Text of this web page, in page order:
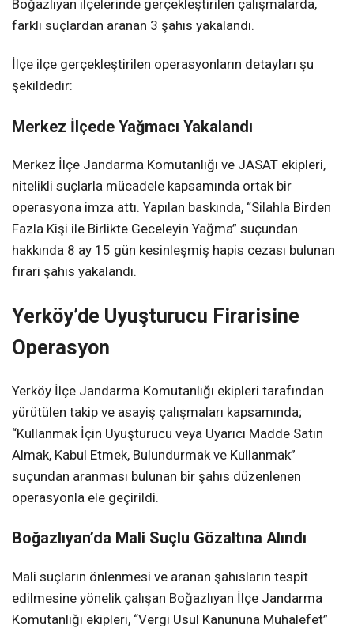
Boğazlıyan ilçelerinde gerçekleştirilen çalışmalarda,
farklı suçlardan aranan 3 şahıs yakalandı.
İlçe ilçe gerçekleştirilen operasyonların detayları şu
şekildedir:
Merkez İlçede Yağmacı Yakalandı
Merkez İlçe Jandarma Komutanlığı ve JASAT ekipleri,
nitelikli suçlarla mücadele kapsamında ortak bir
operasyona imza attı. Yapılan baskında, “Silahla Birden
Fazla Kişi ile Birlikte Geceleyin Yağma” suçundan
hakkında 8 ay 15 gün kesinleşmiş hapis cezası bulunan
firari şahıs yakalandı.
Yerköy’de Uyuşturucu Firarisine
Operasyon
Yerköy İlçe Jandarma Komutanlığı ekipleri tarafından
yürütülen takip ve asayiş çalışmaları kapsamında;
“Kullanmak İçin Uyuşturucu veya Uyarıcı Madde Satın
Almak, Kabul Etmek, Bulundurmak ve Kullanmak”
suçundan aranması bulunan bir şahıs düzenlenen
operasyonla ele geçirildi.
Boğazlıyan’da Mali Suçlu Gözaltına Alındı
Mali suçların önlenmesi ve aranan şahısların tespit
edilmesine yönelik çalışan Boğazlıyan İlçe Jandarma
Komutanlığı ekipleri, “Vergi Usul Kanununa Muhalefet”